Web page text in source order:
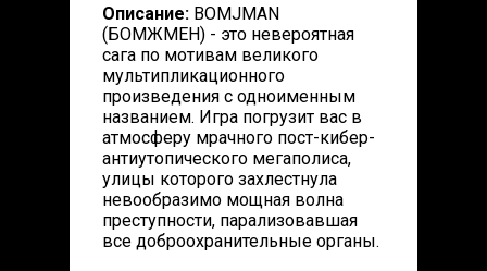
Описание: BOMJMAN
(БОМЖМЕН) - это невероятная
сага по мотивам великого
мультипликационного
произведения с одноименным
названием. Игра погрузит вас в
атмосферу мрачного пост-кибер-
антиутопического мегаполиса,
улицы которого захлестнула
невообразимо мощная волна
преступности, парализовавшая
все доброохранительные органы.